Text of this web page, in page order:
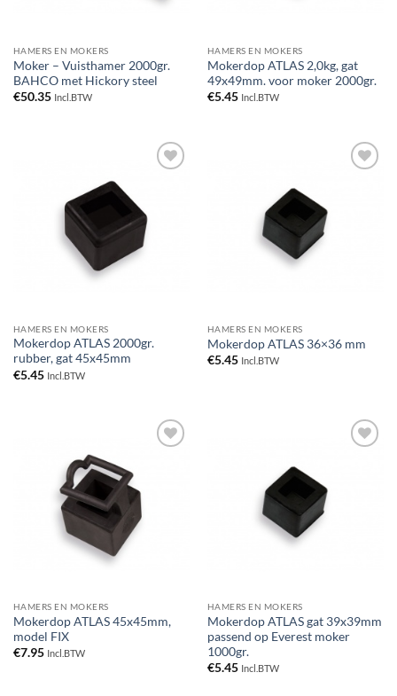
HAMERS EN MOKERS
Moker – Vuisthamer 2000gr.
BAHCO met Hickory steel
€50.35 Incl.BTW
HAMERS EN MOKERS
Mokerdop ATLAS 2,0kg, gat
49x49mm. voor moker 2000gr.
€5.45 Incl.BTW
verlanglijst
HAMERS EN MOKERS
Mokerdop ATLAS 2000gr.
rubber, gat 45x45mm
€5.45 Incl.BTW
verlanglijst
HAMERS EN MOKERS
Mokerdop ATLAS 36×36 mm
€5.45 Incl.BTW
verlanglijst
HAMERS EN MOKERS
Mokerdop ATLAS 45x45mm,
model FIX
€7.95 Incl.BTW
verlanglijst
HAMERS EN MOKERS
Mokerdop ATLAS gat 39x39mm
passend op Everest moker
1000gr.
€5.45 Incl.BTW